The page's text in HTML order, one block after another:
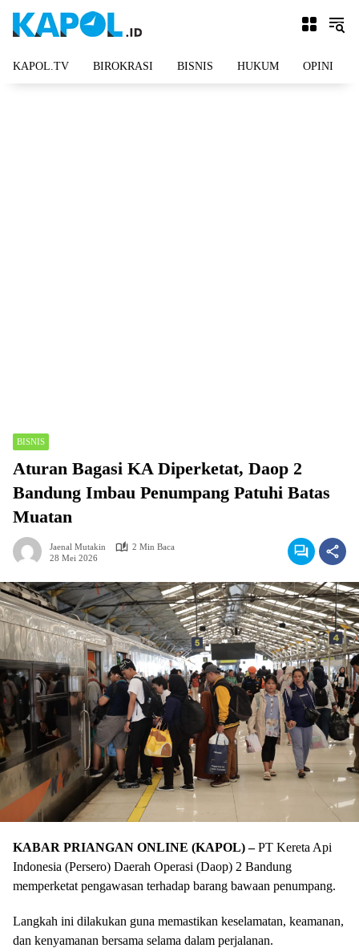
KAPOL.TV BIROKRASI BISNIS HUKUM OPINI
BISNIS
Aturan Bagasi KA Diperketat, Daop 2
Bandung Imbau Penumpang Patuhi Batas
Muatan
Jaenal Mutakin
2 Min Baca
28 Mei 2026
KABAR PRIANGAN ONLINE (KAPOL) –PT Kereta Api
Indonesia (Persero) Daerah Operasi (Daop) 2 Bandung
memperketat pengawasan terhadap barang bawaan penumpang.
Langkah ini dilakukan guna memastikan keselamatan, keamanan,
dan kenyamanan bersama selama dalam perjalanan.